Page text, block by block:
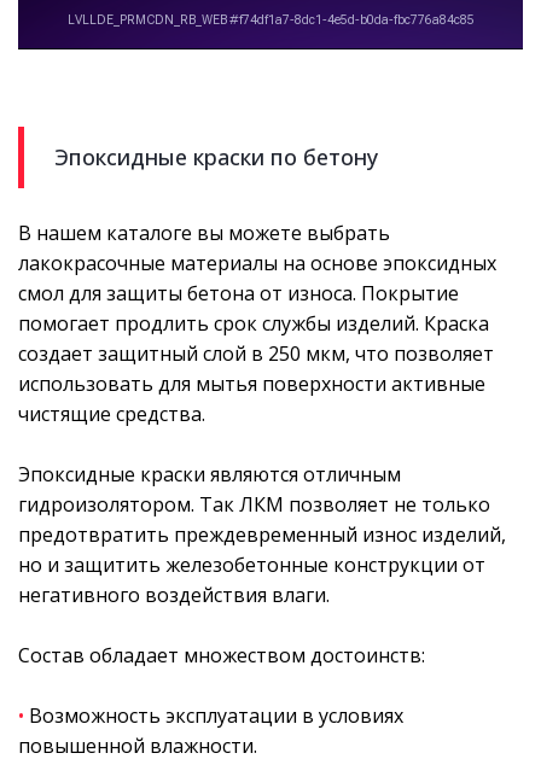
Эпоксидные краски по бетону
В нашем каталоге вы можете выбрать
лакокрасочные материалы на основе эпоксидных
смол для защиты бетона от износа. Покрытие
помогает продлить срок службы изделий. Краска
создает защитный слой в 250 мкм, что позволяет
использовать для мытья поверхности активные
чистящие средства.
Эпоксидные краски являются отличным
гидроизолятором. Так ЛКМ позволяет не только
предотвратить преждевременный износ изделий,
но и защитить железобетонные конструкции от
негативного воздействия влаги.
Состав обладает множеством достоинств:
• Возможность эксплуатации в условиях
повышенной влажности.